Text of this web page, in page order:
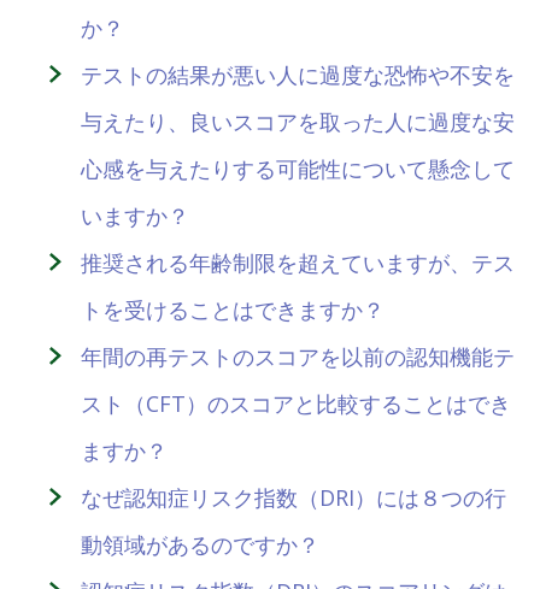
か？
テストの結果が悪い人に過度な恐怖や不安を
与えたり、良いスコアを取った人に過度な安
心感を与えたりする可能性について懸念して
いますか？
推奨される年齢制限を超えていますが、テス
トを受けることはできますか？
年間の再テストのスコアを以前の認知機能テ
スト（CFT）のスコアと比較することはでき
ますか？
なぜ認知症リスク指数（DRI）には８つの行
動領域があるのですか？